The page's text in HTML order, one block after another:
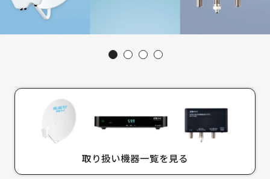
取り扱い機器一覧を見る